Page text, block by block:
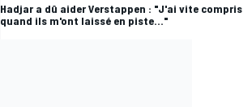
Hadjar a dû aider Verstappen : "J'ai vite compris
quand ils m'ont laissé en piste..."